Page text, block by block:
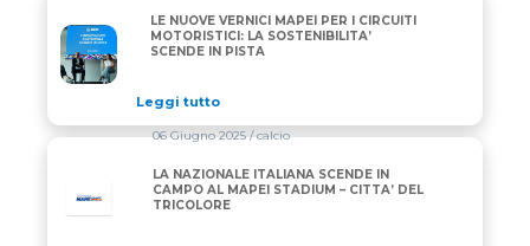
LE NUOVE VERNICI MAPEI PER I CIRCUITI
LE NUOVE VERNICI MAPEI PER I CIRCUITI
MOTORISTICI: LA SOSTENIBILITA’
SCENDE IN PISTA
Leggi tutto
06 Giugno 2025/ calcio
LA NAZIONALE ITALIANA SCENDE IN
CAMPO AL MAPEI STADIUM – CITTA’ DEL
TRICOLORE